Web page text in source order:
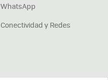
WhatsApp
Conectividad y Redes